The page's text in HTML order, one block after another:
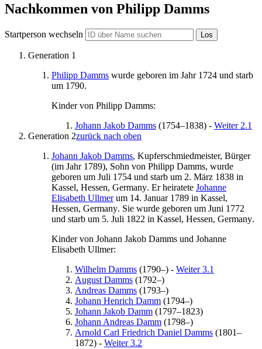
Nachkommen von Philipp Damms
Startperson wechseln
Generation 1
Philipp Damms wurde geboren im Jahr 1724 und starb
um 1790.
Kinder von Philipp Damms:
Johann Jakob Damms (1754–1838) - Weiter 2.1
Generation 2zurück nach oben
Johann Jakob Damms, Kupferschmiedmeister, Bürger
(im Jahr 1789), Sohn von Philipp Damms, wurde
geboren um Juli 1754 und starb um 2. März 1838 in
Kassel, Hessen, Germany. Er heiratete Johanne
Elisabeth Ullmer um 14. Januar 1789 in Kassel,
Hessen, Germany. Sie wurde geboren um Juni 1772
und starb um 5. Juli 1822 in Kassel, Hessen, Germany.
Kinder von Johann Jakob Damms und Johanne
Elisabeth Ullmer:
Wilhelm Damms (1790–) - Weiter 3.1
August Damms (1792–)
Andreas Damms (1793–)
Johann Henrich Damm (1794–)
Johann Jakob Damm (1797–1823)
Johann Andreas Damm (1798–)
Arnold Carl Friedrich Daniel Damms (1801–
1872) - Weiter 3.2